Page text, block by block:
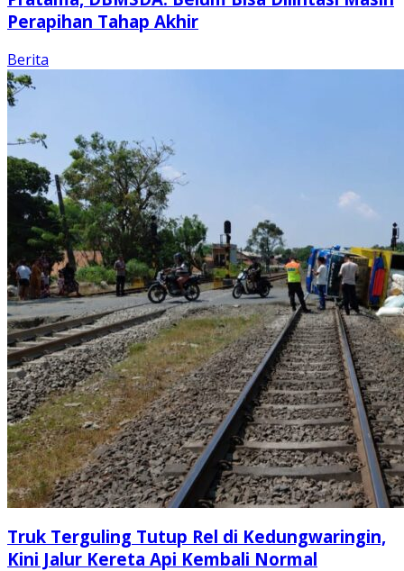
Perapihan Tahap Akhir
Berita
Truk Terguling Tutup Rel di Kedungwaringin,
Kini Jalur Kereta Api Kembali Normal